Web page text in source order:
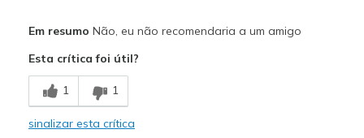
Breathe Well
Durable
Em resumo Não, eu não recomendaria a um amigo
Esta crítica foi útil?
1 1
sinalizar esta crítica